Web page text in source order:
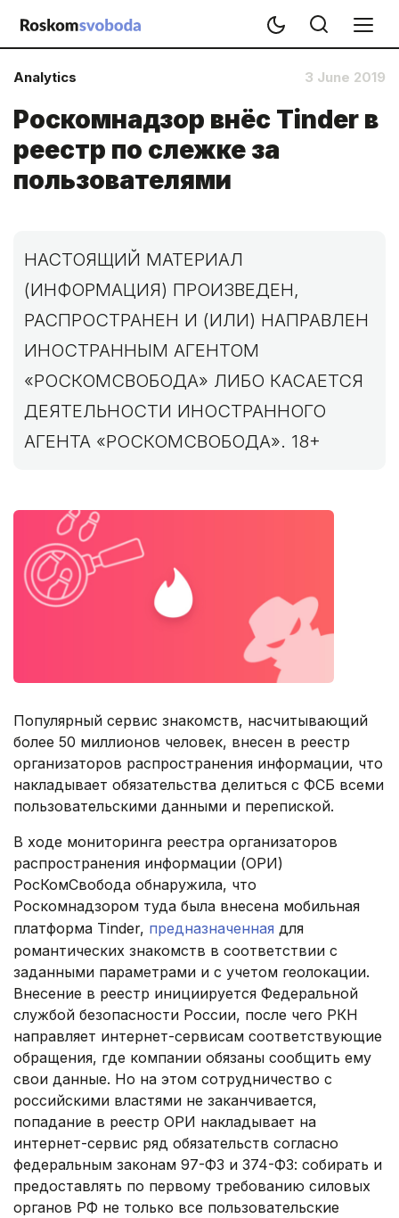
Analytics 3 June 2019
Роскомнадзор внёс Tinder в
реестр по слежке за
пользователями
НАСТОЯЩИЙ МАТЕРИАЛ
(ИНФОРМАЦИЯ) ПРОИЗВЕДЕН,
РАСПРОСТРАНЕН И (ИЛИ) НАПРАВЛЕН
ИНОСТРАННЫМ АГЕНТОМ
«РОСКОМСВОБОДА» ЛИБО КАСАЕТСЯ
ДЕЯТЕЛЬНОСТИ ИНОСТРАННОГО
АГЕНТА «РОСКОМСВОБОДА». 18+
Популярный сервис знакомств, насчитывающий
более 50 миллионов человек, внесен в реестр
организаторов распространения информации, что
накладывает обязательства делиться с ФСБ всеми
пользовательскими данными и перепиской.
В ходе мониторинга реестра организаторов
распространения информации (ОРИ)
РосКомСвобода обнаружила, что
Роскомнадзором туда была внесена мобильная
платформа Tinder, предназначенная для
романтических знакомств в соответствии с
заданными параметрами и с учетом геолокации.
Внесение в реестр инициируется Федеральной
службой безопасности России, после чего РКН
направляет интернет-сервисам соответствующие
обращения, где компании обязаны сообщить ему
свои данные. Но на этом сотрудничество с
российскими властями не заканчивается,
попадание в реестр ОРИ накладывает на
интернет-сервис ряд обязательств согласно
федеральным законам 97-ФЗ и 374-ФЗ: собирать и
предоставлять по первому требованию силовых
органов РФ не только все пользовательские